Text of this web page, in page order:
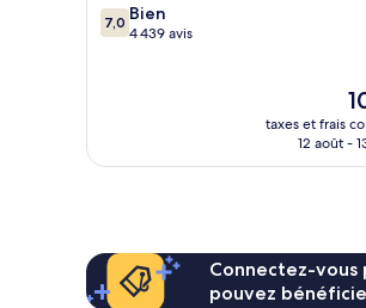
7.0
sur
7,0 Bien
4 439 avis
Le
taxes et frais
12 août -
Connectez-vous
pouvez